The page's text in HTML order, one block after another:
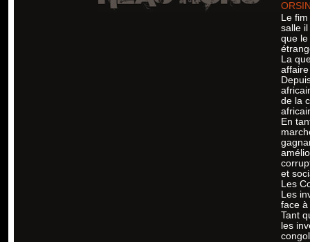
Le
salle
que le
La
de la
En
et
Les
Les
face à
Tant
les